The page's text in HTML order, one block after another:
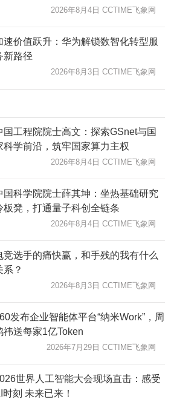
2026年8月4日 CCTIME飞象网
速价值跃升：华为解锁数智化转型服
新路径
2026年8月3日 CCTIME飞象网
国工程院院士高文：探索GSnet与国
科学前沿，筑牢国家算力主权
2026年8月4日 CCTIME飞象网
国科学院院士薛其坤：坐热基础研究
板凳，打通量子科创全链条
2026年8月4日 CCTIME飞象网
竞选手的痛快赢，和手残的我有什么
系？
2026年8月3日 CCTIME飞象网
发布企业智能体平台“纳米Work”，周
祎送每家1亿Token
2026年7月29日 CCTIME飞象网
世界人工智能大会现场直击：感受
时刻 未来已来！